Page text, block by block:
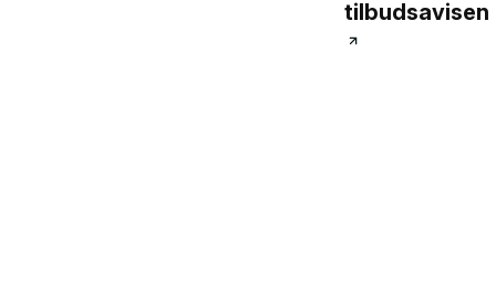
tilbudsavisen